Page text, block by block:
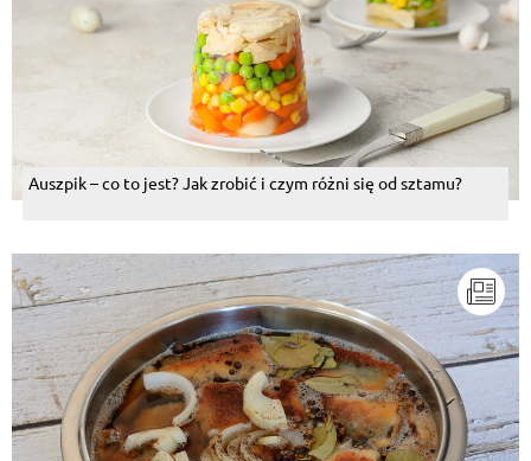
Auszpik – co to jest? Jak zrobić i czym różni się od sztamu?